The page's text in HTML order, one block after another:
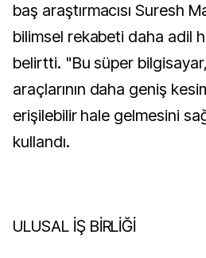
baş araştırmacısı Suresh
bilimsel rekabeti daha adil
belirtti. "Bu süper
araçlarının daha geniş
erişilebilir hale gelmesini
kullandı.
ULUSAL İŞ BİRLİĞİ